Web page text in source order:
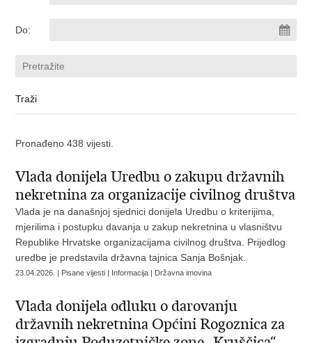
Do:
Pronađeno 438 vijesti.
Vlada donijela Uredbu o zakupu državnih
nekretnina za organizacije civilnog društva
Vlada je na današnjoj sjednici donijela Uredbu o kriterijima,
mjerilima i postupku davanja u zakup nekretnina u vlasništvu
Republike Hrvatske organizacijama civilnog društva. Prijedlog
uredbe je predstavila državna tajnica Sanja Bošnjak.
23.04.2026. | Pisane vijesti | Informacija | Državna imovina
Vlada donijela odluku o darovanju
državnih nekretnina Općini Rogoznica za